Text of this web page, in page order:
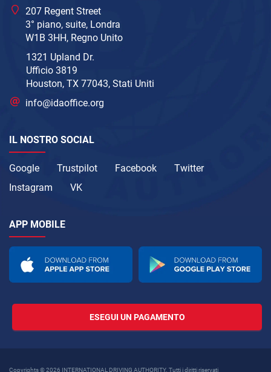
207 Regent Street
3° piano, suite, Londra
W1B 3HH, Regno Unito
1321 Upland Dr.
Ufficio 3819
Houston, TX 77043, Stati Uniti
info@idaoffice.org
IL NOSTRO SOCIAL
Google Trustpilot Facebook
Twitter
Instagram
VK
APP MOBILE
ESEGUI UN PAGAMENTO
Copyrights © 2026 INTERNATIONAL DRIVING AUTHORITY. Tutti i diritti riservati